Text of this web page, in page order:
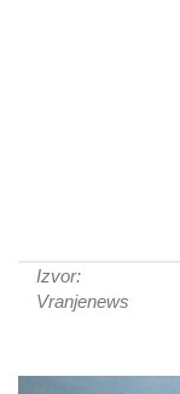
Izvor:
Vranjenews